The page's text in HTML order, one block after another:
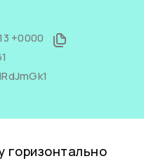
+0000
горизонтально